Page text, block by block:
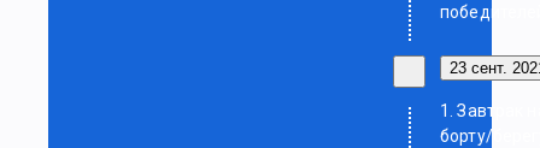
23 сент.
1. Завтрак
борту/